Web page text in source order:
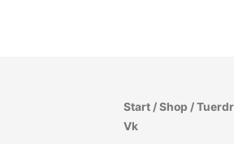
Start /Shop /
Vk